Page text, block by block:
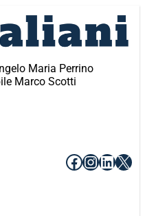
Maria Perrino
Marco Scotti
Facebook
X